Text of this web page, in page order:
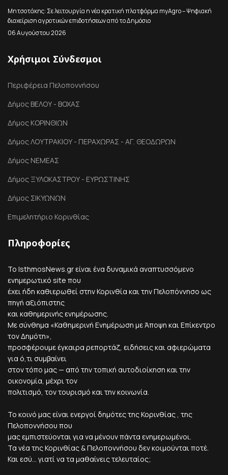
Μητσοτάκης: Σε λειτουργία η νέα κρατική πλατφόρμα myAgro – Ψηφιακή
διαχείριση αγροτικών επιδοτήσεων από το Δημόσιο
06 Αυγούστου 2026
Χρήσιμοι Σύνδεσμοι
Περιφέρεια Πελοποννήσου
Δήμος ΒΕΛΟΥ - ΒΟΧΑΣ
Δήμος ΚΟΡΙΝΘΙΩΝ
Δήμος ΛΟΥΤΡΑΚΙΟΥ - ΠΕΡΑΧΩΡΑΣ - ΑΓ. ΘΕΟΔΩΡΩΝ
Δήμος ΝΕΜΕΑΣ
Δήμος ΞΥΛΟΚΑΣΤΡΟΥ - ΕΥΡΩΣΤΙΝΗΣ
Δήμος ΣΙΚΥΩΝΩΝ
Επιμελητήριο Κορινθίας
Πληροφορίες
Το IsthmosNews.gr είναι ένα δυναμικά αναπτυσσόμενο
ενημερωτικό site που
έχει ήδη καθιερωθεί στην Κορινθία και την Πελοπόννησο ως
πηγή αξιόπιστης
και καθημερινής ενημέρωσης.
Με σύνθημα «Καθημερινή Ενημέρωση με Άποψη και Επίκεντρο
τον Δημότη»,
προσφέρουμε έγκαιρα ρεπορτάζ, ειδήσεις και αφιερώματα
για ό,τι συμβαίνει
στον τόπο μας — από την τοπική αυτοδιοίκηση και την
οικονομία, μέχρι τον
πολιτισμό, τον τουρισμό και την κοινωνία.
Το κοινό μας είναι ενεργοί δημότες της Κορινθίας , της
Πελοποννήσου που
μας εμπιστεύονται για να μένουν πάντα ενημερωμένοι.
Τα νέα της Κορινθίας & Πελοποννήσου δεν κοιμούνται ποτέ.
Και εσύ... γιατί να τα μαθαίνεις τελευταίος;